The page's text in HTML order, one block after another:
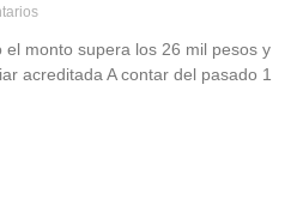
monto supera los 26 mil pesos y
acreditada A contar del pasado 1